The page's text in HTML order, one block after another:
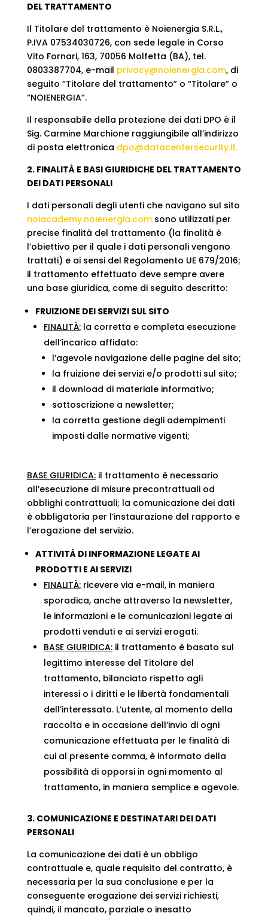
DEL TRATTAMENTO
Il Titolare del trattamento è Noienergia S.R.L.,
P.IVA 07534030726, con sede legale in Corso
Vito Fornari, 163, 70056 Molfetta (BA), tel.
0803387704, e-mail privacy@noienergia.com, di
seguito “Titolare del trattamento” o “Titolare” o
“NOIENERGIA”.
Il responsabile della protezione dei dati DPO è il
Sig. Carmine Marchione raggiungibile all’indirizzo
di posta elettronica dpo@datacentersecurity.it.
2. FINALITÀ E BASI GIURIDICHE DEL TRATTAMENTO
DEI DATI PERSONALI
I dati personali degli utenti che navigano sul sito
noiacademy.noienergia.comsono utilizzati per
precise finalità del trattamento (la finalità è
l’obiettivo per il quale i dati personali vengono
trattati) e ai sensi del Regolamento UE 679/2016;
il trattamento effettuato deve sempre avere
una base giuridica, come di seguito descritto:
FRUIZIONE DEI SERVIZI SUL SITO
FINALITÀ:la corretta e completa esecuzione
dell’incarico affidato:
l’agevole navigazione delle pagine del sito;
la fruizione dei servizi e/o prodotti sul sito;
il download di materiale informativo;
sottoscrizione a newsletter;
la corretta gestione degli adempimenti
imposti dalle normative vigenti;
BASE GIURIDICA:il trattamento è necessario
all’esecuzione di misure precontrattuali od
obblighi contrattuali; la comunicazione dei dati
è obbligatoria per l’instaurazione del rapporto e
l’erogazione del servizio.
ATTIVITÀ DI INFORMAZIONE LEGATE AI
PRODOTTI E AI SERVIZI
FINALITÀ:ricevere via e-mail, in maniera
sporadica, anche attraverso la newsletter,
le informazioni e le comunicazioni legate ai
prodotti venduti e ai servizi erogati.
BASE GIURIDICA:il trattamento è basato sul
legittimo interesse del Titolare del
trattamento, bilanciato rispetto agli
interessi o i diritti e le libertà fondamentali
dell’interessato. L’utente, al momento della
raccolta e in occasione dell’invio di ogni
comunicazione effettuata per le finalità di
cui al presente comma, è informato della
possibilità di opporsi in ogni momento al
trattamento, in maniera semplice e agevole.
3. COMUNICAZIONE E DESTINATARI DEI DATI
PERSONALI
La comunicazione dei dati è un obbligo
contrattuale e, quale requisito del contratto, è
necessaria per la sua conclusione e per la
conseguente erogazione dei servizi richiesti,
quindi, il mancato, parziale o inesatto